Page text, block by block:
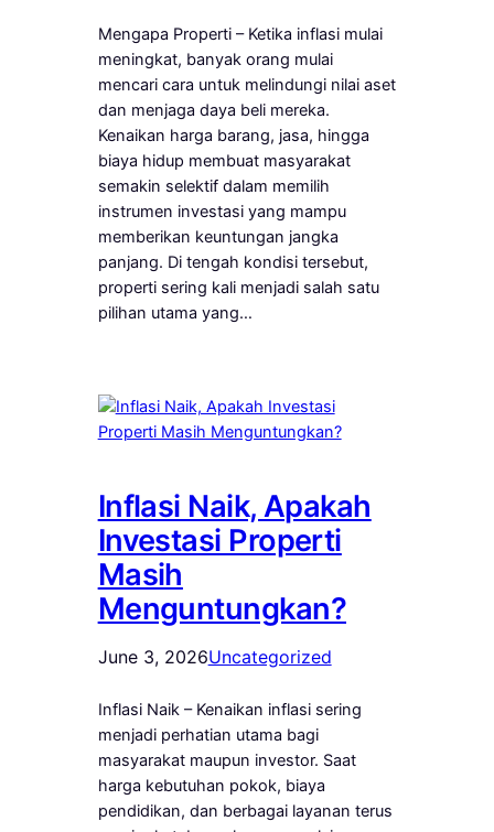
Mengapa Properti – Ketika inflasi mulai
meningkat, banyak orang mulai
mencari cara untuk melindungi nilai aset
dan menjaga daya beli mereka.
Kenaikan harga barang, jasa, hingga
biaya hidup membuat masyarakat
semakin selektif dalam memilih
instrumen investasi yang mampu
memberikan keuntungan jangka
panjang. Di tengah kondisi tersebut,
properti sering kali menjadi salah satu
pilihan utama yang…
Inflasi Naik, Apakah
Investasi Properti
Masih
Menguntungkan?
June 3, 2026Uncategorized
Inflasi Naik – Kenaikan inflasi sering
menjadi perhatian utama bagi
masyarakat maupun investor. Saat
harga kebutuhan pokok, biaya
pendidikan, dan berbagai layanan terus